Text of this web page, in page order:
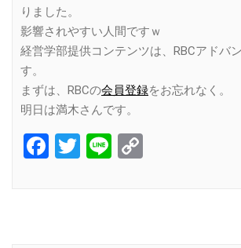
りました。
影響されやすい人間ですｗ
経営学部提供コンテンツは、RBCアドバ
す。
まずは、RBCの会員登録をお忘れなく。
明日は満木さんです。
Facebook
Twitter
Line